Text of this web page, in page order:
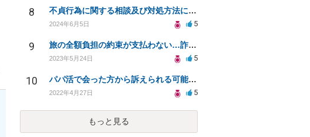
8 不貞行為に関する相談及び対処方法について
2024年6月5日 5
9 旅の全額負担の約束が支払わない…詐欺になりますか？
2023年5月24日 5
10 パパ活で会った方から訴えられる可能性はありますか？
2022年4月27日 5
もっと見る